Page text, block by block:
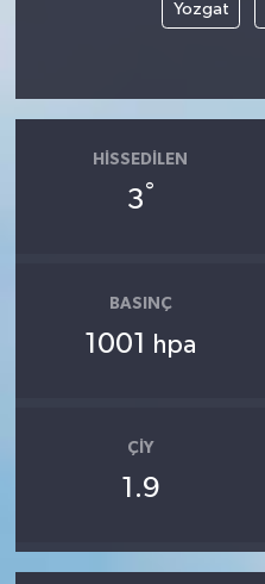
Yozgat
HISSEDILEN
3°
BASINÇ
1001 hpa
ÇIY
1.9